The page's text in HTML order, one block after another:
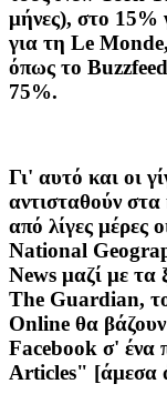
μήνες), στο 15%
για τη Le Monde,
όπως το
75%.
Γι' αυτό και οι
αντισταθούν
από λίγες μέρες
National
News μαζί με τα
The Guardian,
Online θα
Facebook σ' ένα
Articles" [άμεσα